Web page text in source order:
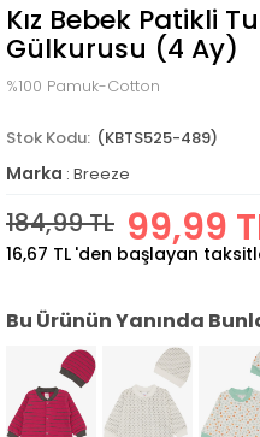
Kız Bebek Patikli
Gülkurusu (4 Ay)
%100 Pamuk-Cotton
(KBTS525-489)
Marka : Breeze
184,99 TL 99,99
16,67 TL 'den başlayan
Bu Ürünün Yanında